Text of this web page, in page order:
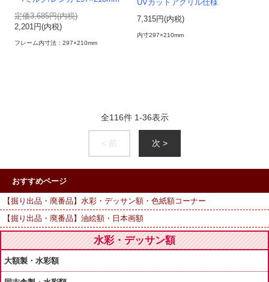
定価3,685円(内税)
2,201円(内税)
フレーム内寸法：297×210mm
UVカットアクリル仕様
7,315円(内税)
内寸297×210mm
全116件 1-36表示
< 前 次 >
おすすめページ
【掘り出品・廃番品】水彩・デッサン額・色紙額コーナー
【掘り出品・廃番品】油絵額・日本画額
水彩・デッサン額
大額製・水彩額